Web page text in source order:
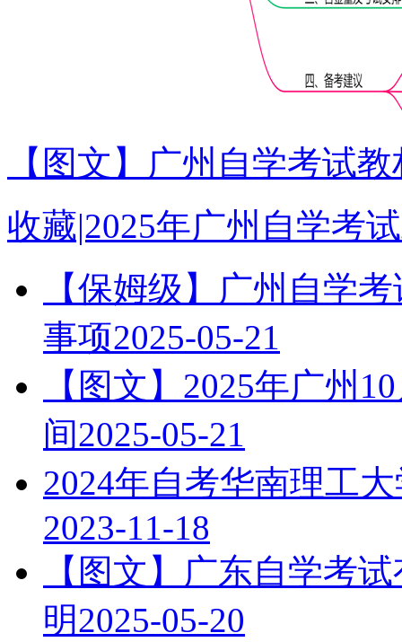
【图文】广州自学考试
收藏|2025年广州自学考
【保姆级】广州自学
事项2025-05-21
【图文】2025年广州
间2025-05-21
2024年自考华南理工
2023-11-18
【图文】广东自学考
明2025-05-20